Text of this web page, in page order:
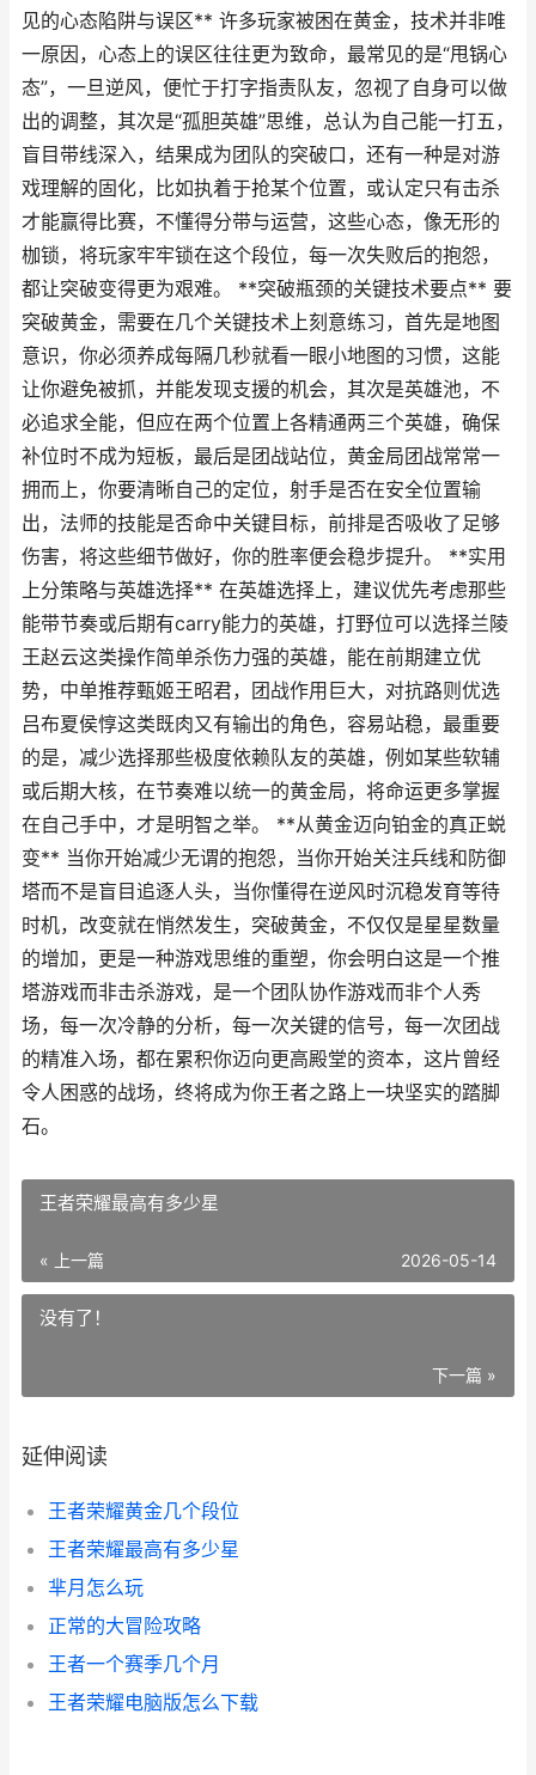
见的心态陷阱与误区** 许多玩家被困在黄金，技术并非唯
一原因，心态上的误区往往更为致命，最常见的是“甩锅心
态”，一旦逆风，便忙于打字指责队友，忽视了自身可以做
出的调整，其次是“孤胆英雄”思维，总认为自己能一打五，
盲目带线深入，结果成为团队的突破口，还有一种是对游
戏理解的固化，比如执着于抢某个位置，或认定只有击杀
才能赢得比赛，不懂得分带与运营，这些心态，像无形的
枷锁，将玩家牢牢锁在这个段位，每一次失败后的抱怨，
都让突破变得更为艰难。 **突破瓶颈的关键技术要点** 要
突破黄金，需要在几个关键技术上刻意练习，首先是地图
意识，你必须养成每隔几秒就看一眼小地图的习惯，这能
让你避免被抓，并能发现支援的机会，其次是英雄池，不
必追求全能，但应在两个位置上各精通两三个英雄，确保
补位时不成为短板，最后是团战站位，黄金局团战常常一
拥而上，你要清晰自己的定位，射手是否在安全位置输
出，法师的技能是否命中关键目标，前排是否吸收了足够
伤害，将这些细节做好，你的胜率便会稳步提升。 **实用
上分策略与英雄选择** 在英雄选择上，建议优先考虑那些
能带节奏或后期有carry能力的英雄，打野位可以选择兰陵
王赵云这类操作简单杀伤力强的英雄，能在前期建立优
势，中单推荐甄姬王昭君，团战作用巨大，对抗路则优选
吕布夏侯惇这类既肉又有输出的角色，容易站稳，最重要
的是，减少选择那些极度依赖队友的英雄，例如某些软辅
或后期大核，在节奏难以统一的黄金局，将命运更多掌握
在自己手中，才是明智之举。 **从黄金迈向铂金的真正蜕
变** 当你开始减少无谓的抱怨，当你开始关注兵线和防御
塔而不是盲目追逐人头，当你懂得在逆风时沉稳发育等待
时机，改变就在悄然发生，突破黄金，不仅仅是星星数量
的增加，更是一种游戏思维的重塑，你会明白这是一个推
塔游戏而非击杀游戏，是一个团队协作游戏而非个人秀
场，每一次冷静的分析，每一次关键的信号，每一次团战
的精准入场，都在累积你迈向更高殿堂的资本，这片曾经
令人困惑的战场，终将成为你王者之路上一块坚实的踏脚
石。
王者荣耀最高有多少星
« 上一篇 2026-05-14
没有了！
下一篇 »
延伸阅读
王者荣耀黄金几个段位
王者荣耀最高有多少星
芈月怎么玩
正常的大冒险攻略
王者一个赛季几个月
王者荣耀电脑版怎么下载